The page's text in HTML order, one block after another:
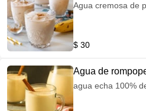
Agua cremosa de
$ 30
Agua de
agua echa 100%